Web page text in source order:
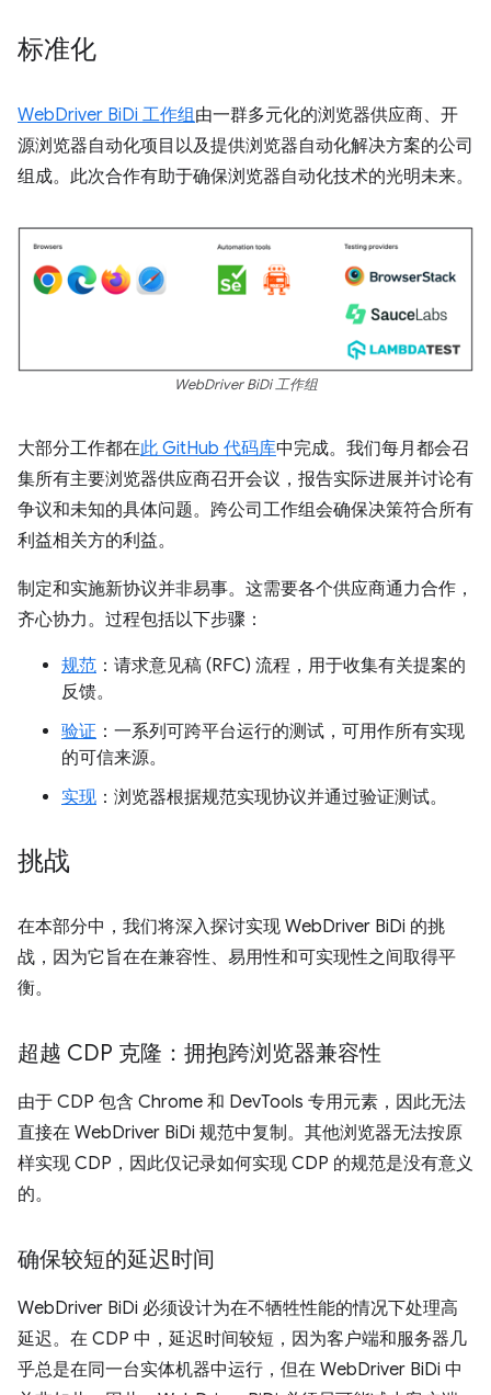
标准化
WebDriver BiDi 工作组由一群多元化的浏览器供应商、开
源浏览器自动化项目以及提供浏览器自动化解决方案的公司
组成。此次合作有助于确保浏览器自动化技术的光明未来。
WebDriver BiDi 工作组
大部分工作都在此 GitHub 代码库中完成。我们每月都会召
集所有主要浏览器供应商召开会议，报告实际进展并讨论有
争议和未知的具体问题。跨公司工作组会确保决策符合所有
利益相关方的利益。
制定和实施新协议并非易事。这需要各个供应商通力合作，
齐心协力。过程包括以下步骤：
规范 ：请求意见稿 (RFC) 流程，用于收集有关提案的
反馈。
验证 ：一系列可跨平台运行的测试，可用作所有实现
的可信来源。
实现 ：浏览器根据规范实现协议并通过验证测试。
挑战
在本部分中，我们将深入探讨实现 WebDriver BiDi 的挑
战，因为它旨在在兼容性、易用性和可实现性之间取得平
衡。
超越 CDP 克隆：拥抱跨浏览器兼容性
由于 CDP 包含 Chrome 和 DevTools 专用元素，因此无法
直接在 WebDriver BiDi 规范中复制。其他浏览器无法按原
样实现 CDP，因此仅记录如何实现 CDP 的规范是没有意义
的。
确保较短的延迟时间
WebDriver BiDi 必须设计为在不牺牲性能的情况下处理高
延迟。在 CDP 中，延迟时间较短，因为客户端和服务器几
乎总是在同一台实体机器中运行，但在 WebDriver BiDi 中